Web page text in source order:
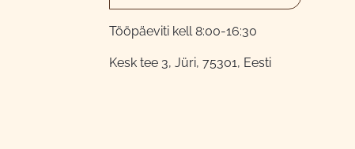
Tööpäeviti kell 8:00-16:30
Kesk tee 3, Jüri, 75301, Eesti